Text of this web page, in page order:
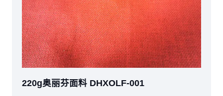
220g奥丽芬面料 DHXOLF-001